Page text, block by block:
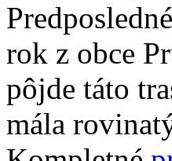
rok z obce
pôjde táto
mála